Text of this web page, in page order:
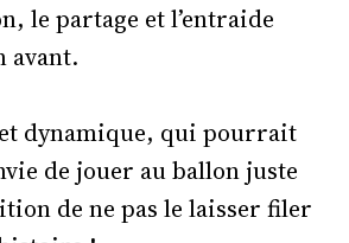
le partage et l’entraide
avant.
dynamique, qui pourrait
de jouer au ballon juste
de ne pas le laisser filer